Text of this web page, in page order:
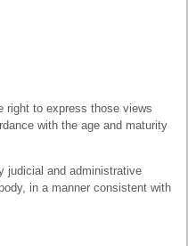
right to express those views
with the age and maturity
judicial and administrative
in a manner consistent with